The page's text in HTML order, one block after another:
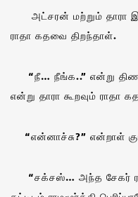
அட்சரன் மற்றும் தாரா
ராதா கதவை திறந்தாள்.
“நீ… நீங்க..” என்று
என்று தாரா கூறவும் ராதா
“என்னாச்சு?” என்றாள்
“சக்சஸ்… அந்த சேகர்